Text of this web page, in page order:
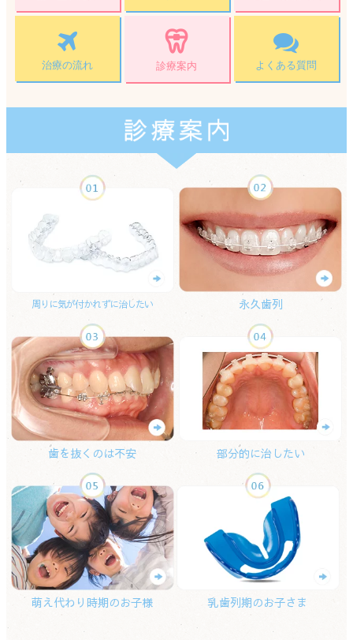
治療の流れ 診療案内 よくある質問
周りに気が付かれずに治したい 永久歯列
歯を抜くのは不安 部分的に治したい
萌え代わり時期のお子様 乳歯列期のお子さま